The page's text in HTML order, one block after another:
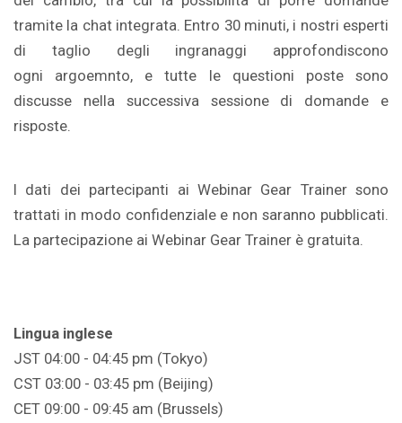
tramite la chat integrata. Entro 30 minuti, i nostri esperti
di taglio degli ingranaggi approfondiscono
ogni argoemnto, e tutte le questioni poste sono
discusse nella successiva sessione di domande e
risposte.
I dati dei partecipanti ai Webinar Gear Trainer sono
trattati in modo confidenziale e non saranno pubblicati.
La partecipazione ai Webinar Gear Trainer è gratuita.
Lingua inglese
JST 04:00 - 04:45 pm (Tokyo)
CST 03:00 - 03:45 pm (Beijing)
CET 09:00 - 09:45 am (Brussels)